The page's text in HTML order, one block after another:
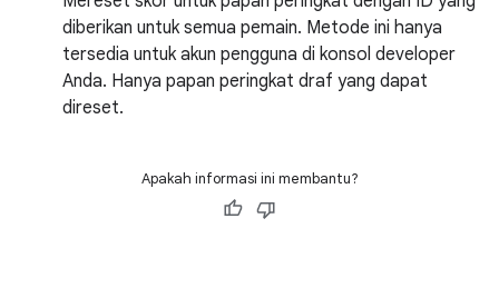
diberikan untuk semua pemain. Metode ini hanya
tersedia untuk akun pengguna di konsol developer
Anda. Hanya papan peringkat draf yang dapat
direset.
Apakah informasi ini membantu?